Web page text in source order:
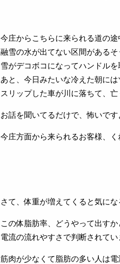
今庄からこちらに来られる道の途
融雪の水が出てない区間があるそ
雪がデコボコになってハンドルを
あと、今日みたいな冷えた朝に
スリップした車が川に落ちて、亡
お話を聞いてるだけで、怖いです
今庄方面から来られるお客様、
さて、体重が増えてくると気にな
この体脂肪率、どうやって出すか
電流の流れやすさで判断されてい
筋肉が少なくて脂肪の多い人は